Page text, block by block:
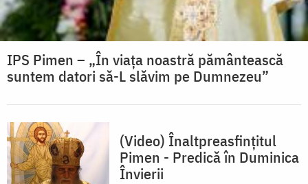
IPS Pimen – „În viața noastră pământească
suntem datori să-L slăvim pe Dumnezeu”
(Video) Înaltpreasfințitul
Pimen - Predică în Duminica
Învierii